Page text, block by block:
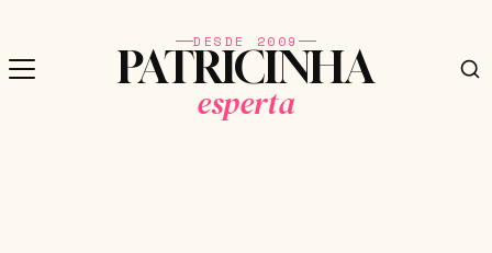
DESDE 2009
PATRICINHA
esperta